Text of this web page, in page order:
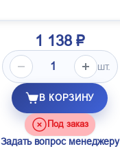
1 138 ₽
шт.
В КОРЗИНУ
Под заказ
Задать вопрос менеджеру